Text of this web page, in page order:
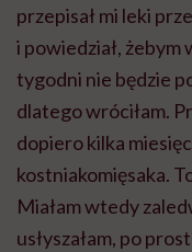
przepisał mi leki
i powiedział, żebym
tygodni nie będzie
dlatego wróciłam.
dopiero kilka
kostniakomięsaka.
Miałam wtedy
usłyszałam, po